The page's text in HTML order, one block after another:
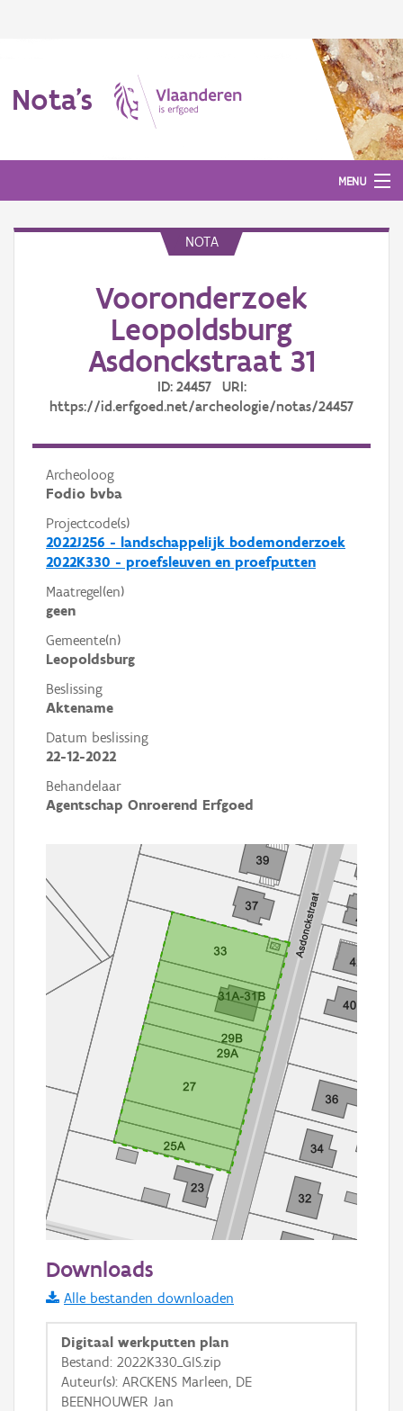
Nota's
MENU
NOTA
Vooronderzoek
Leopoldsburg
Asdonckstraat 31
ID: 24457 URI:
https://id.erfgoed.net/archeologie/notas/24457
Archeoloog
Fodio bvba
Projectcode(s)
2022J256 - landschappelijk bodemonderzoek
2022K330 - proefsleuven en proefputten
Maatregel(en)
geen
Gemeente(n)
Leopoldsburg
Beslissing
Aktename
Datum beslissing
22-12-2022
Behandelaar
Agentschap Onroerend Erfgoed
Informatie Vlaanderen
i
+ −
Downloads
Alle bestanden downloaden
Digitaal werkputten plan
Bestand: 2022K330_GIS.zip
Auteur(s): ARCKENS Marleen, DE
BEENHOUWER Jan